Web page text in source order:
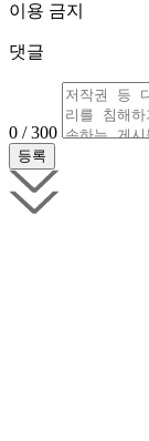
이용 금지
댓글
0 / 300